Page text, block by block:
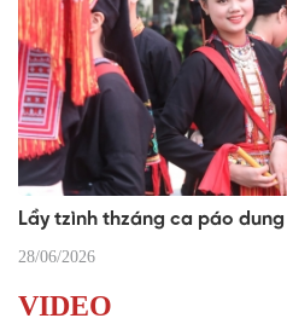
Lầy tzình thzáng ca páo
28/06/2026
VIDEO